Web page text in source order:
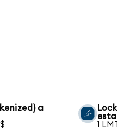
a
1